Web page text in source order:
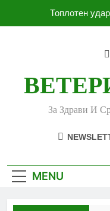
Топлотен
Стоматолошко
Убоди и угризи од
За Здрави И
MENU